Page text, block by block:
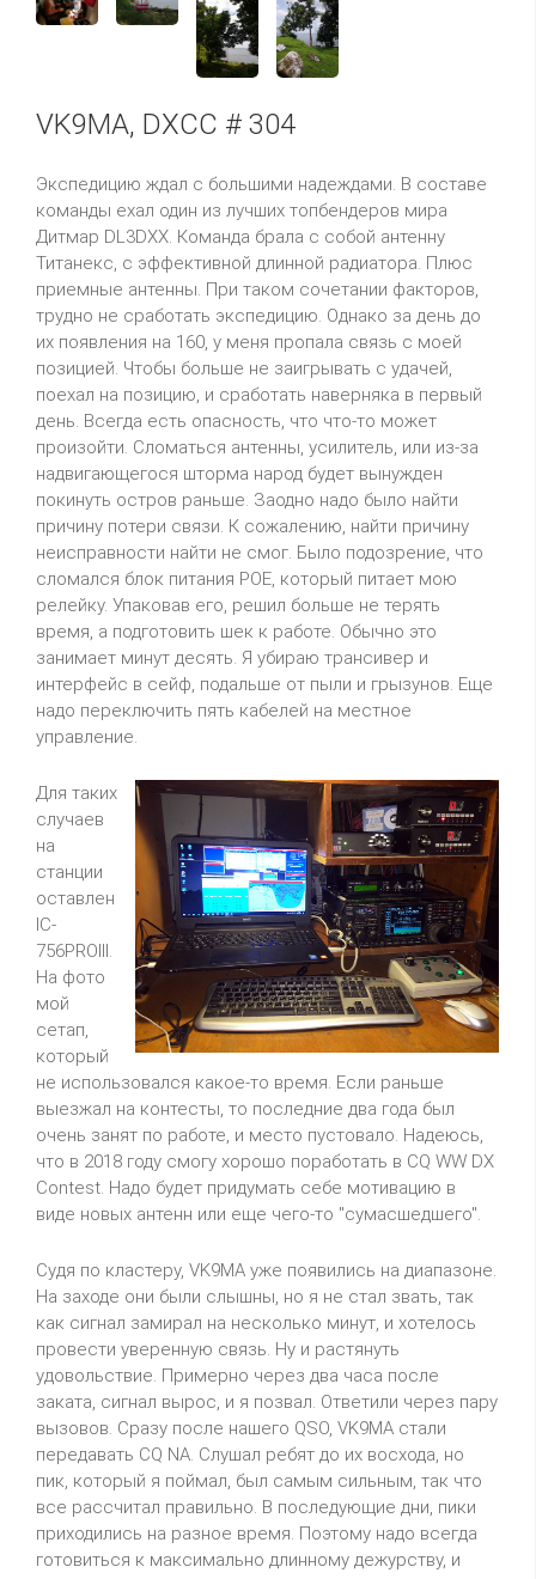
VK9MA, DXCC # 304
Экспедицию ждал с большими надеждами. В составе
команды ехал один из лучших топбендеров мира
Дитмар DL3DXX. Команда брала с собой антенну
Титанекс, с эффективной длинной радиатора. Плюс
приемные антенны. При таком сочетании факторов,
трудно не сработать экспедицию. Однако за день до
их появления на 160, у меня пропала связь с моей
позицией. Чтобы больше не заигрывать с удачей,
поехал на позицию, и сработать наверняка в первый
день. Всегда есть опасность, что что-то может
произойти. Сломаться антенны, усилитель, или из-за
надвигающегося шторма народ будет вынужден
покинуть остров раньше. Заодно надо было найти
причину потери связи. К сожалению, найти причину
неисправности найти не смог. Было подозрение, что
сломался блок питания POE, который питает мою
релейку. Упаковав его, решил больше не терять
время, а подготовить шек к работе. Обычно это
занимает минут десять. Я убираю трансивер и
интерфейс в сейф, подальше от пыли и грызунов. Еще
надо переключить пять кабелей на местное
управление.
Для таких
случаев
на
станции
оставлен
IC-
756PROIII.
На фото
мой
сетап,
который
не использовался какое-то время. Если раньше
выезжал на контесты, то последние два года был
очень занят по работе, и место пустовало. Надеюсь,
что в 2018 году смогу хорошо поработать в CQ WW DX
Contest. Надо будет придумать себе мотивацию в
виде новых антенн или еще чего-то "сумасшедшего".
Судя по кластеру, VK9MA уже появились на диапазоне.
На заходе они были слышны, но я не стал звать, так
как сигнал замирал на несколько минут, и хотелось
провести уверенную связь. Ну и растянуть
удовольствие. Примерно через два часа после
заката, сигнал вырос, и я позвал. Ответили через пару
вызовов. Сразу после нашего QSO, VK9MA стали
передавать CQ NA. Слушал ребят до их восхода, но
пик, который я поймал, был самым сильным, так что
все рассчитал правильно. В последующие дни, пики
приходились на разное время. Поэтому надо всегда
готовиться к максимально длинному дежурству, и